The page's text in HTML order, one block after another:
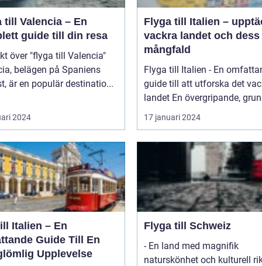
till Valencia – En
guide till din resa
över "flyga till Valencia"
belägen på Spaniens
är en populär destinatio...
2024
Flyga till Italien –
vackra landet och dess
mångfald
Flyga till Italien - En
guide till att utforska det
landet En övergripande,
17 januari 2024
Italien – En
Guide Till En
Upplevelse
Flyga till Schweiz
- En land med magnifik
naturskönhet och kulturell